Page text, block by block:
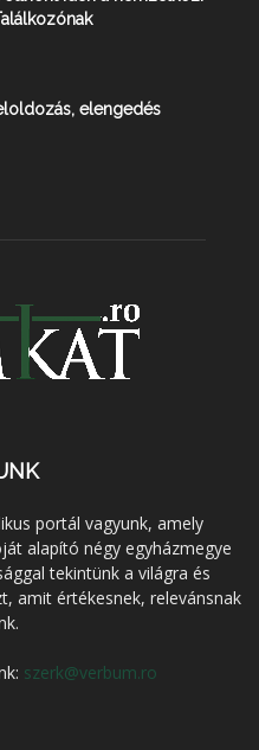
elengedés
portál vagyunk, amely
alapító négy egyházmegye
tekintünk a világra és
amit értékesnek, relevánsnak
szerk@verbum.ro